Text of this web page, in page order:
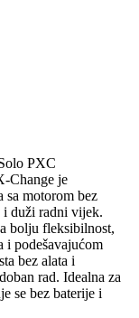
PXC
Change je
sa motorom bez
i duži radni vijek.
bolju fleksibilnost,
i podešavajućom
bez alata i
rad. Idealna za
se bez baterije i